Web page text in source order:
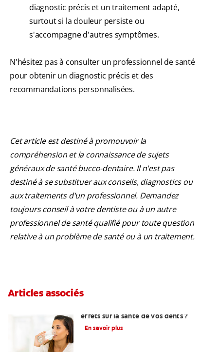
diagnostic précis et un traitement adapté,
surtout si la douleur persiste ou
s'accompagne d'autres symptômes.
N'hésitez pas à consulter un professionnel de santé
pour obtenir un diagnostic précis et des
recommandations personnalisées.
Cet article est destiné à promouvoir la
compréhension et la connaissance de sujets
généraux de santé bucco-dentaire. Il n'est pas
destiné à se substituer aux conseils, diagnostics ou
aux traitements d'un professionnel. Demandez
toujours conseil à votre dentiste ou à un autre
professionnel de santé qualifié pour toute question
relative à un problème de santé ou à un traitement.
Articles associés
effets sur la santé de vos dents ?
En savoir plus